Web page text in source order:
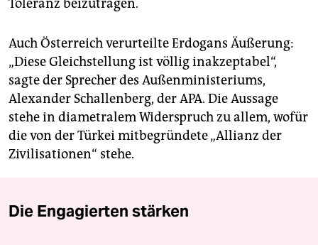
Toleranz beizutragen.
Auch Österreich verurteilte Erdogans Äußerung:
„Diese Gleichstellung ist völlig inakzeptabel“,
sagte der Sprecher des Außenministeriums,
Alexander Schallenberg, der APA. Die Aussage
stehe in diametralem Widerspruch zu allem, wofür
die von der Türkei mitbegründete „Allianz der
Zivilisationen“ stehe.
Die Engagierten stärken